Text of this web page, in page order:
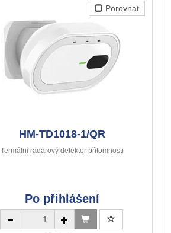
Porovnat
HM-TD1018-1/QR
Termální radarový detektor přítomnosti
Po přihlášení